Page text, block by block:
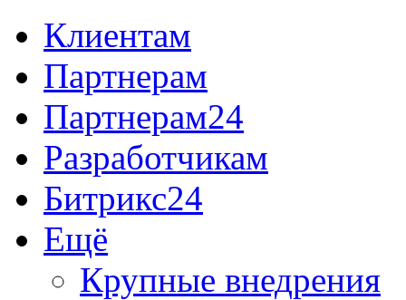
Клиентам
Партнерам
Партнерам24
Разработчикам
Битрикс24
Ещё
Крупные внедрения